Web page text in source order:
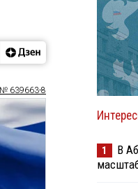
№ 639663-8
1
В